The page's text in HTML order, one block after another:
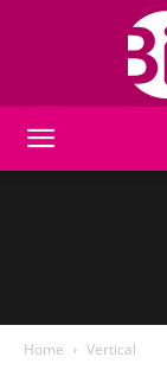
Home Vertical